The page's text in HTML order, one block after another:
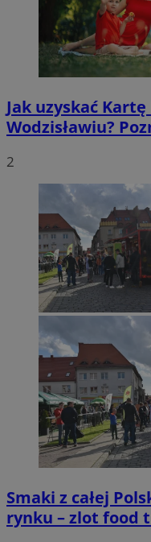
Jak uzyskać
Wodzisławiu?
2
Smaki z całej
rynku – zlot food